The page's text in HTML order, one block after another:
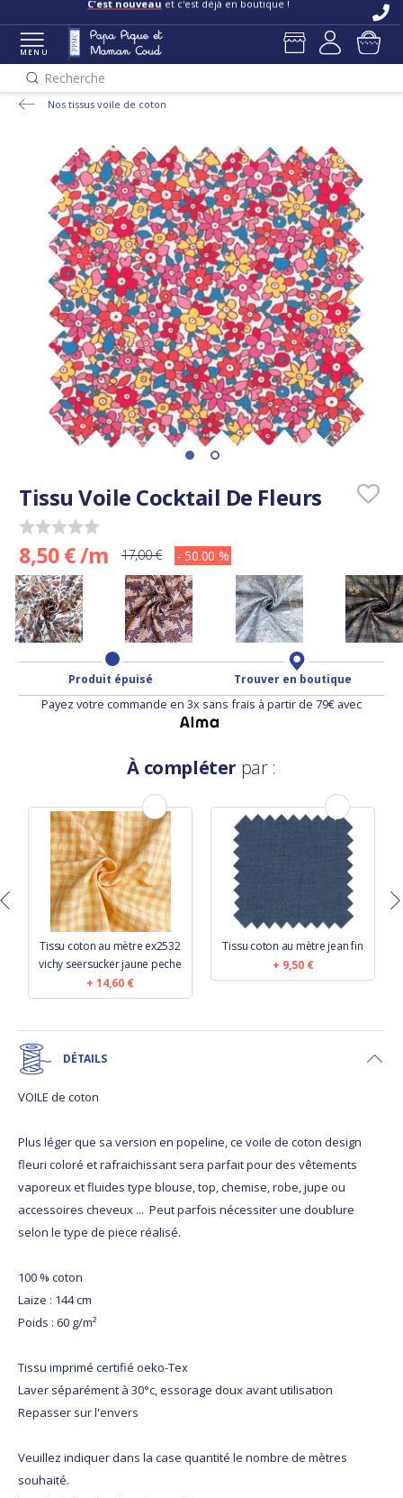
C'est nouveau et c'est déjà en boutique !
MENU
Recherche
Nos tissus voile de coton
Tissu Voile Cocktail De Fleurs
8,50 € /m 17,00 € - 50.00 %
Produit épuisé Trouver en boutique
Payez votre commande en 3x sans frais à partir de 79€ avec
À compléter par :
Tissu coton au mètre ex2532
vichy seersucker jaune peche
14,60 €
Tissu coton au mètre jean fin
9,50 €
DÉTAILS
VOILE de coton
Plus léger que sa version en popeline, ce voile de coton design
fleuri coloré et rafraichissant sera parfait pour des vêtements
vaporeux et fluides type blouse, top, chemise, robe, jupe ou
accessoires cheveux ... Peut parfois nécessiter une doublure
selon le type de piece réalisé.
100 % coton
Laize : 144 cm
Poids : 60 g/m²
Tissu imprimé certifié oeko-Tex
Laver séparément à 30°c, essorage doux avant utilisation
Repasser sur l'envers
Veuillez indiquer dans la case quantité le nombre de mètres
souhaité.